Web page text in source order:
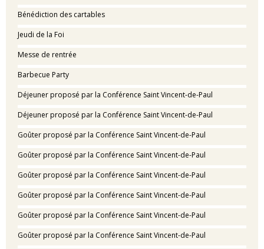
Bénédiction des cartables
Jeudi de la Foi
Messe de rentrée
Barbecue Party
Déjeuner proposé par la Conférence Saint Vincent-de-Paul
Déjeuner proposé par la Conférence Saint Vincent-de-Paul
Goûter proposé par la Conférence Saint Vincent-de-Paul
Goûter proposé par la Conférence Saint Vincent-de-Paul
Goûter proposé par la Conférence Saint Vincent-de-Paul
Goûter proposé par la Conférence Saint Vincent-de-Paul
Goûter proposé par la Conférence Saint Vincent-de-Paul
Goûter proposé par la Conférence Saint Vincent-de-Paul